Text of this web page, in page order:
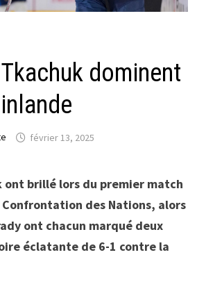
dominent
février 13, 2025
ont brillé lors du premier match
Confrontation des Nations, alors
ont chacun marqué deux
éclatante de 6-1 contre la